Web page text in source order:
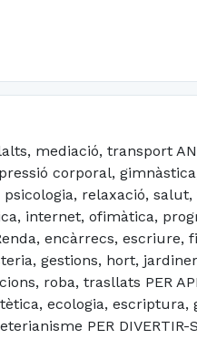
mediació, transport
corporal,
relaxació, salut,
internet, ofimàtica,
encàrrecs, escriure,
gestions, hort,
roba, trasllats PER
ecologia, escriptura,
PER DIVERTIR-